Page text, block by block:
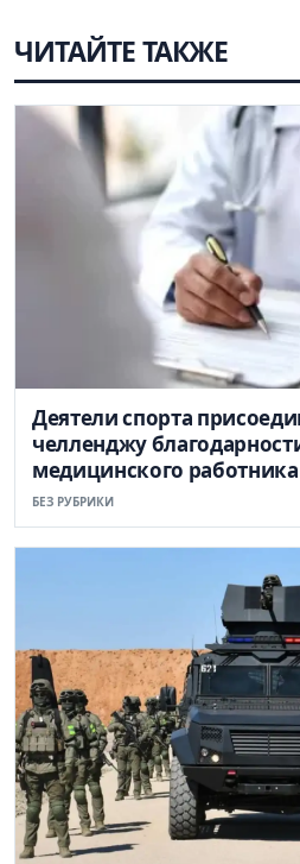
ЧИТАЙТЕ ТАКЖЕ
Деятели спорта
челленджу
медицинского работника
БЕЗ РУБРИКИ